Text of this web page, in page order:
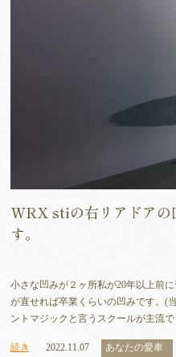
WRX stiの右リアドアの
す。
小さな凹みが２ヶ所私が20年以上前
が直せれば卒業くらいの凹みです。(
ントマジックと言うスクールが主流
続き
2022.11.07
あなたの愛車